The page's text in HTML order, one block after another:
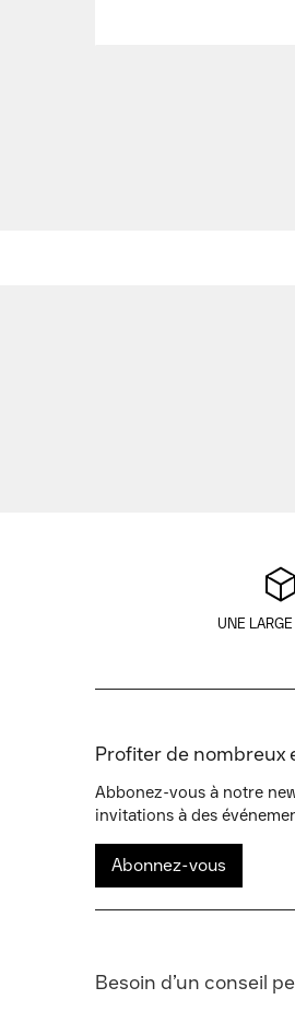
UNE
Profiter de nombreux
Abbonez-vous à notre
invitations à des
Abonnez-vous
Besoin d’un conseil